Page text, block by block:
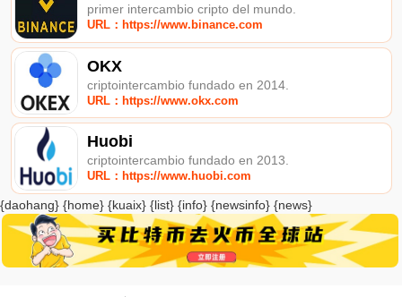
primer intercambio cripto del mundo.
URL：https://www.binance.com
OKX
criptointercambio fundado en 2014.
URL：https://www.okx.com
Huobi
criptointercambio fundado en 2013.
URL：https://www.huobi.com
{daohang} {home} {kuaix} {list} {info} {newsinfo} {news}